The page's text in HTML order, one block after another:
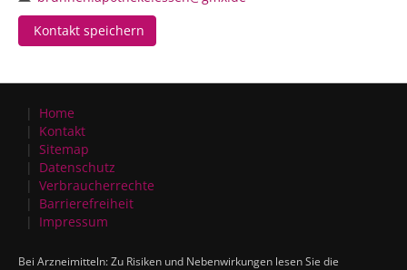
Kontakt speichern
Home
Kontakt
Sitemap
Datenschutz
Verbraucherrechte
Barrierefreiheit
Impressum
Bei Arzneimitteln: Zu Risiken und Nebenwirkungen lesen Sie die